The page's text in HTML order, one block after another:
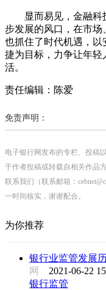
显而易见，金融科
步发展的风口，在市
也抓住了时代机遇，以
捷为目标，力争让年轻
活。
责任编辑：陈爱
免责声明：
电子银行网发布的专栏、投稿
于作者投稿或转载自相关作品
联系我们（联系邮箱：
一时间核实，谢谢配合。
为你推荐
银行业监管发展
网 2021-06-22
银行监管